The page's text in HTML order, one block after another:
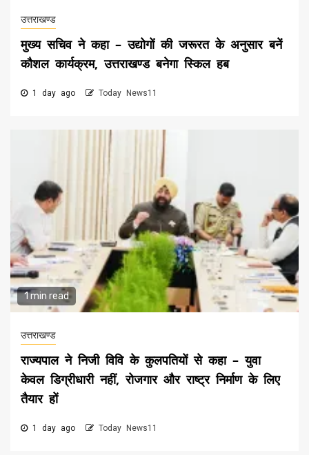
उत्तराखण्ड
मुख्य सचिव ने कहा – उद्योगों की जरूरत के अनुसार बनें
कौशल कार्यक्रम, उत्तराखण्ड बनेगा स्किल हब
1 day ago Today News11
1 min read
उत्तराखण्ड
राज्यपाल ने निजी विवि के कुलपतियों से कहा – युवा
केवल डिग्रीधारी नहीं, रोजगार और राष्ट्र निर्माण के लिए
तैयार हों
1 day ago Today News11